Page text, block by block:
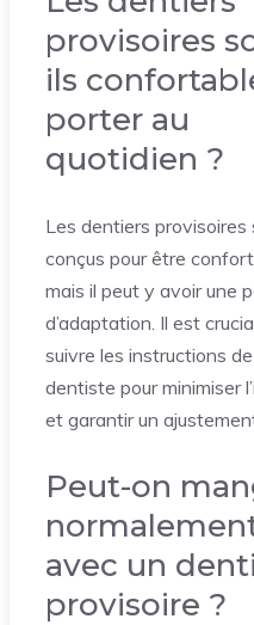
provisoires
ils
porter au
quotidien ?
Les dentiers provisoires
conçus pour être
mais il peut y avoir une
d’adaptation. Il est
suivre les instructions
dentiste pour minimiser
et garantir un
Peut-on
avec un
provisoire ?